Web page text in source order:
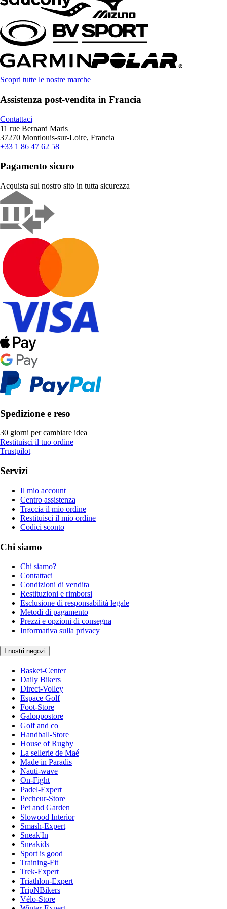
Scopri tutte le nostre marche
Assistenza post-vendita in Francia
Contattaci
11 rue Bernard Maris
37270 Montlouis-sur-Loire, Francia
+33 1 86 47 62 58
Pagamento sicuro
Acquista sul nostro sito in tutta sicurezza
Spedizione e reso
30 giorni per cambiare idea
Restituisci il tuo ordine
Trustpilot
Servizi
Il mio account
Centro assistenza
Traccia il mio ordine
Restituisci il mio ordine
Codici sconto
Chi siamo
Chi siamo?
Contattaci
Condizioni di vendita
Restituzioni e rimborsi
Esclusione di responsabilità legale
Metodi di pagamento
Prezzi e opzioni di consegna
Informativa sulla privacy
I nostri negozi
Basket-Center
Daily Bikers
Direct-Volley
Espace Golf
Foot-Store
Galoppostore
Golf and co
Handball-Store
House of Rugby
La sellerie de Maé
Made in Paradis
Nauti-wave
On-Fight
Padel-Expert
Pecheur-Store
Pet and Garden
Slowood Interior
Smash-Expert
Sneak'In
Sneakids
Sport is good
Training-Fit
Trek-Expert
Triathlon-Expert
TripNBikers
Vélo-Store